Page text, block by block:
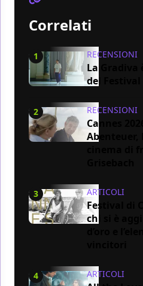
Correlati
1 RECENSIONI
La Gradiva
del Festival
2 RECENSIONI
Cannes
Abenteuer,
3 ARTICOLI
Festival di
chi si è
4 ARTICOLI